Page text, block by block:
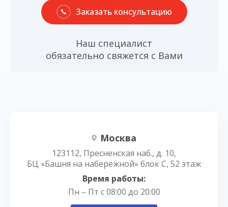
Заказать консультацию
Наш специалист
обязательно свяжется с Вами
Москва
123112, Пресненская наб., д. 10,
БЦ «Башня на набережной» блок С, 52 этаж
Время работы:
Пн – Пт с 08:00 до 20:00